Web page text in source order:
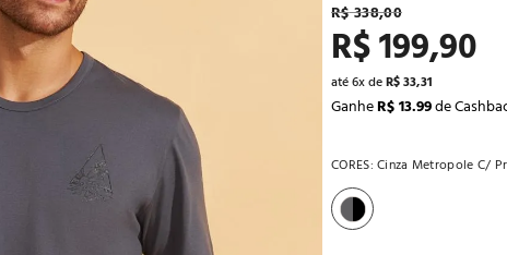
R$338,00
R$199,90
até6x deR$33,31
GanheR$ 13.99de
CORES: Cinza Metropole C/
7
8
pantufa